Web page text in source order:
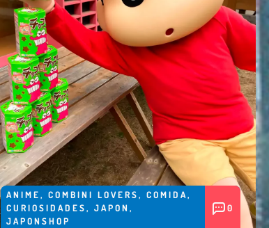
ANIME, COMBINI LOVERS, COMIDA,
CURIOSIDADES, JAPON ,
JAPONSHOP
0